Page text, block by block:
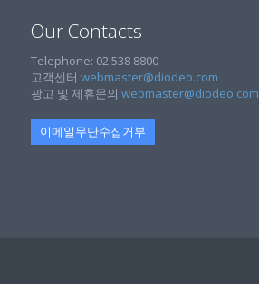
Our Contacts
Telephone: 02 538 8800
고객센터 webmaster@diodeo.com
광고 및 제휴문의 webmaster@diodeo.com
이메일무단수집거부